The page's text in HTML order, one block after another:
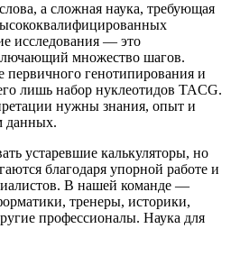
а сложная наука, требующая
исследования — это
множество шагов.
генотипирования и
лишь набор нуклеотидов TACG.
нужны знания, опыт и
данных.
устаревшие калькуляторы, но
благодаря упорной работе и
В нашей команде —
тренеры, историки,
профессионалы. Наука для